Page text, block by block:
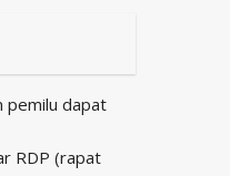
pemilu dapat
RDP (rapat